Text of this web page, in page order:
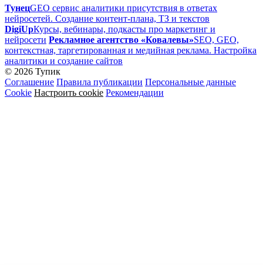
ТунецGEO сервис аналитики присутствия в ответах
нейросетей. Создание контент-плана, ТЗ и текстов
DigiUpКурсы, вебинары, подкасты про маркетинг и
нейросети Рекламное агентство «Ковалевы»SEO, GEO,
контекстная, таргетированная и медийная реклама. Настройка
аналитики и создание сайтов
© 2026 Тупик
Соглашение Правила публикации Персональные данные
Cookie Настроить cookie Рекомендации